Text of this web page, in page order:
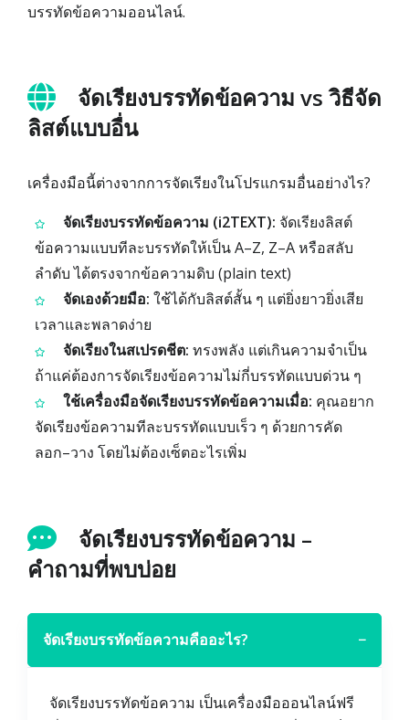
บรรทัดข้อความออนไลน์.
จัดเรียงบรรทัดข้อความ vs วิธีจัด
ลิสต์แบบอื่น
เครื่องมือนี้ต่างจากการจัดเรียงในโปรแกรมอื่นอย่างไร?
จัดเรียงบรรทัดข้อความ (i2TEXT): จัดเรียงลิสต์
ข้อความแบบทีละบรรทัดให้เป็น A–Z, Z–A หรือสลับ
ลำดับ ได้ตรงจากข้อความดิบ (plain text)
จัดเองด้วยมือ: ใช้ได้กับลิสต์สั้น ๆ แต่ยิ่งยาวยิ่งเสีย
เวลาและพลาดง่าย
จัดเรียงในสเปรดชีต: ทรงพลัง แต่เกินความจำเป็น
ถ้าแค่ต้องการจัดเรียงข้อความไม่กี่บรรทัดแบบด่วน ๆ
ใช้เครื่องมือจัดเรียงบรรทัดข้อความเมื่อ: คุณอยาก
จัดเรียงข้อความทีละบรรทัดแบบเร็ว ๆ ด้วยการคัด
ลอก–วาง โดยไม่ต้องเซ็ตอะไรเพิ่ม
จัดเรียงบรรทัดข้อความ –
คำถามที่พบบ่อย
จัดเรียงบรรทัดข้อความคืออะไร? −
จัดเรียงบรรทัดข้อความ เป็นเครื่องมือออนไลน์ฟรี